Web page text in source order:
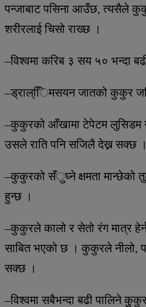
पन्जाबाट पसिना आउँछ, त्यसैले
शरीरलाई चिसो राख्छ ।
–विश्वमा करिब ३ सय ५० भन्दा
–ड्राल्ििमसयन जातको कुकुर
–कुकुरको आँखामा टेपेटम लुसिडम
उसले राति पनि सजिलै देख्न सक्छ ।
–कुकुरको सँुघ्ने क्षमता मान्छेको
हुन्छ ।
–कुकुरले कालो र सेतो रंग मात्र
साबित भएको छ । कुकुरले नीलो,
सक्छ ।
–विश्वमा सबैभन्दा बढी पालिने कुुकुर